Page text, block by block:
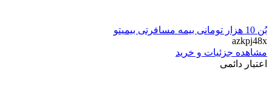
بُن 10 هزار تومانی بیمه مسافرتی بیمیتو
azkpj48x
مشاهده جزئیات و خرید
اعتبار دائمی